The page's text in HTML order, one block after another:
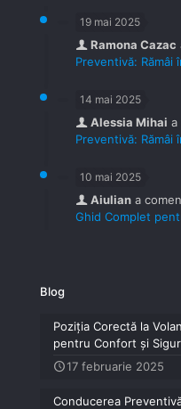
19 mai 2025
Ramona Cazac
Preventivă: Rămâi
14 mai 2025
Alessia Mihai a
Preventivă: Rămâi
10 mai 2025
Aiulian a
Ghid Complet
Blog
Poziția Corectă la
pentru Confort și
17 februarie 2025
Conducerea